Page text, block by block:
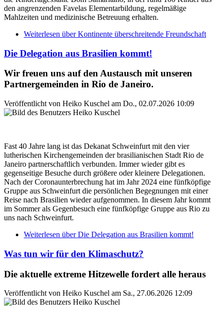
den angrenzenden Favelas Elementarbildung, regelmäßige
Mahlzeiten und medizinische Betreuung erhalten.
Weiterlesen über Kontinente überschreitende Freundschaft
Die Delegation aus Brasilien kommt!
Wir freuen uns auf den Austausch mit unseren
Partnergemeinden in Rio de Janeiro.
Veröffentlicht von Heiko Kuschel am Do., 02.07.2026 10:09
Fast 40 Jahre lang ist das Dekanat Schweinfurt mit den vier
lutherischen Kirchengemeinden der brasilianischen Stadt Rio de
Janeiro partnerschaftlich verbunden. Immer wieder gibt es
gegenseitige Besuche durch größere oder kleinere Delegationen.
Nach der Coronaunterbrechung hat im Jahr 2024 eine fünfköpfige
Gruppe aus Schweinfurt die persönlichen Begegnungen mit einer
Reise nach Brasilien wieder aufgenommen. In diesem Jahr kommt
im Sommer als Gegenbesuch eine fünfköpfige Gruppe aus Rio zu
uns nach Schweinfurt.
Weiterlesen über Die Delegation aus Brasilien kommt!
Was tun wir für den Klimaschutz?
Die aktuelle extreme Hitzewelle fordert alle heraus
Veröffentlicht von Heiko Kuschel am Sa., 27.06.2026 12:09